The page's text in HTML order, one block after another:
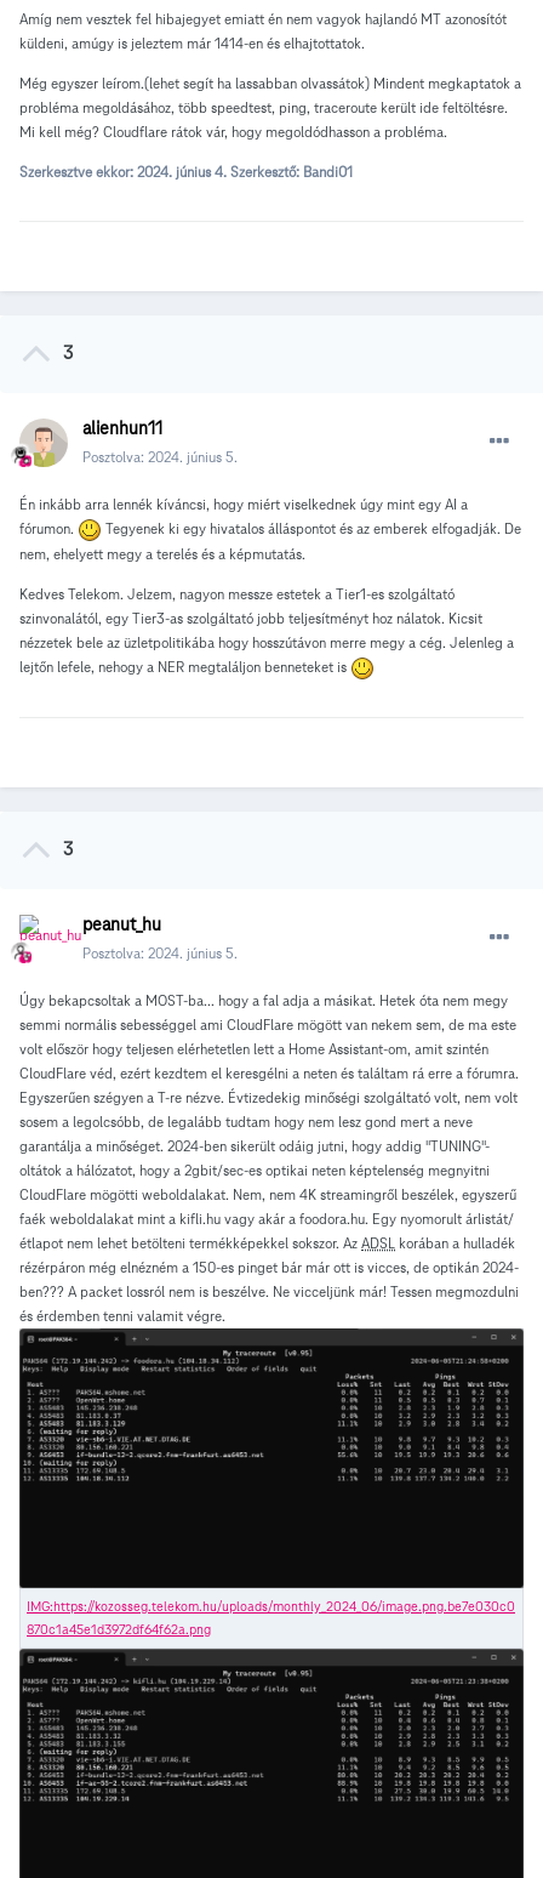
Amíg nem vesztek fel hibajegyet emiatt én nem vagyok hajlandó MT azonosítót
küldeni, amúgy is jeleztem már 1414-en és elhajtottatok.
Még egyszer leírom.(lehet segít ha lassabban olvassátok) Mindent megkaptatok a
probléma megoldásához, több speedtest, ping, traceroute került ide feltöltésre.
Mi kell még? Cloudflare rátok vár, hogy megoldódhasson a probléma.
Szerkesztve ekkor: 2024. június 4. Szerkesztő: Bandi01
3
alienhun11
Posztolva: 2024. június 5.
Én inkább arra lennék kíváncsi, hogy miért viselkednek úgy mint egy AI a
fórumon.
Tegyenek ki egy hivatalos álláspontot és az emberek elfogadják. De
nem, ehelyett megy a terelés és a képmutatás.
Kedves Telekom. Jelzem, nagyon messze estetek a Tier1-es szolgáltató
szinvonalától, egy Tier3-as szolgáltató jobb teljesítményt hoz nálatok. Kicsit
nézzetek bele az üzletpolitikába hogy hosszútávon merre megy a cég. Jelenleg a
lejtőn lefele, nehogy a NER megtaláljon benneteket is
3
peanut_hu
Posztolva: 2024. június 5.
Úgy bekapcsoltak a MOST-ba... hogy a fal adja a másikat. Hetek óta nem megy
semmi normális sebességgel ami CloudFlare mögött van nekem sem, de ma este
volt először hogy teljesen elérhetetlen lett a Home Assistant-om, amit szintén
CloudFlare véd, ezért kezdtem el keresgélni a neten és találtam rá erre a fórumra.
Egyszerűen szégyen a T-re nézve. Évtizedekig minőségi szolgáltató volt, nem volt
sosem a legolcsóbb, de legalább tudtam hogy nem lesz gond mert a neve
garantálja a minőséget. 2024-ben sikerült odáig jutni, hogy addig "TUNING"-
oltátok a hálózatot, hogy a 2gbit/sec-es optikai neten képtelenség megnyitni
CloudFlare mögötti weboldalakat. Nem, nem 4K streamingről beszélek, egyszerű
faék weboldalakat mint a kifli.hu vagy akár a foodora.hu. Egy nyomorult árlistát/
étlapot nem lehet betölteni termékképekkel sokszor. Az ADSL korában a hulladék
rézérpáron még elnézném a 150-es pinget bár már ott is vicces, de optikán 2024-
ben??? A packet lossról nem is beszélve. Ne vicceljünk már! Tessen megmozdulni
és érdemben tenni valamit végre.